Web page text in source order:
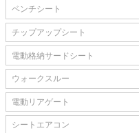
ベンチシート
チップアップシート
電動格納サードシート
ウォークスルー
電動リアゲート
シートエアコン